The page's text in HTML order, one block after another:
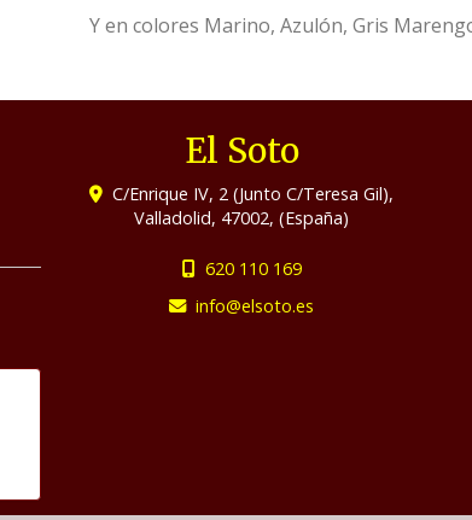
Y en colores Marino, Azulón, Gris
El Soto
C/Enrique IV, 2 (Junto C/Teresa Gil),
Valladolid, 47002,(España)
620 110 169
info
elsoto.es